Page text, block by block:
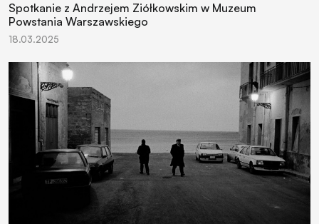
Spotkanie z Andrzejem Ziółkowskim w Muzeum
Powstania Warszawskiego
18.03.2025